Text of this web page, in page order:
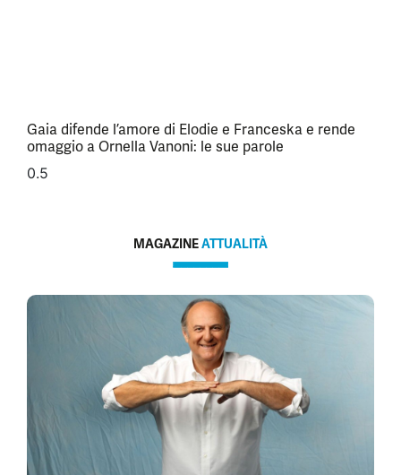
Gaia difende l’amore di Elodie e Franceska e rende
omaggio a Ornella Vanoni: le sue parole
MAGAZINEATTUALITÀ